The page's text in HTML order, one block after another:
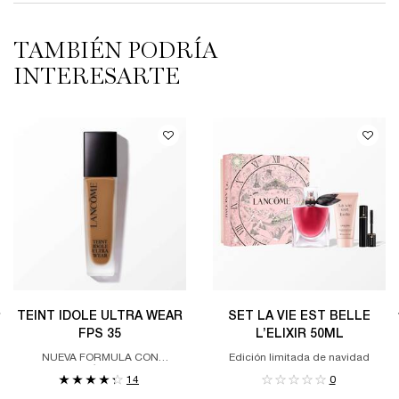
TAMBIÉN PODRÍA
INTERESARTE
TEINT IDOLE ULTRA WEAR
FPS 35
NUEVA FORMULA CON
COBERTURA TOTAL Y
14
SET LA VIE EST BELLE
L’ELIXIR 50ML
Edición limitada de navidad​
0